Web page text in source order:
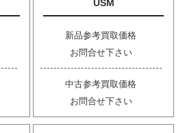
USM
新品参考買取価格
お問合せ下さい
中古参考買取価格
お問合せ下さい